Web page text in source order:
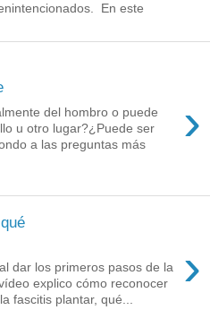
En este
›
del hombro o puede
u otro lugar?¿Puede ser
a las preguntas más
›
dar los primeros pasos de la
explico cómo reconocer
fascitis plantar, qué...